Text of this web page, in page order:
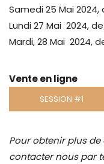
Samedi 25 Mai 2024,
Lundi 27 Mai 2024, de
Mardi, 28 Mai 2024,
Vente en ligne
SESSION #1
Pour obtenir plus de
contacter nous par